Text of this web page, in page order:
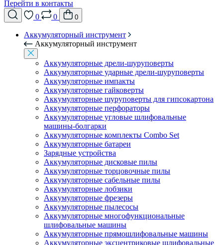
Перейти в контакты
0
0 0
Аккумуляторный инструмент
Аккумуляторный инструмент
Аккумуляторные дрели-шуруповерты
Аккумуляторные ударные дрели-шуруповерты
Аккумуляторные импакты
Аккумуляторные гайковерты
Аккумуляторные шуруповерты для гипсокартона
Аккумуляторные перфораторы
Аккумуляторные угловые шлифовальные
машины-болгарки
Аккумуляторные комплекты Combo Set
Аккумуляторные батареи
Зарядные устройства
Аккумуляторные дисковые пилы
Аккумуляторные торцовочные пилы
Аккумуляторные сабельные пилы
Аккумуляторные лобзики
Аккумуляторные фрезеры
Аккумуляторные пылесосы
Аккумуляторные многофункциональные
шлифовальные машины
Аккумуляторные прямошлифовальные машины
Аккумуляторные эксцентриковые шлифовальные